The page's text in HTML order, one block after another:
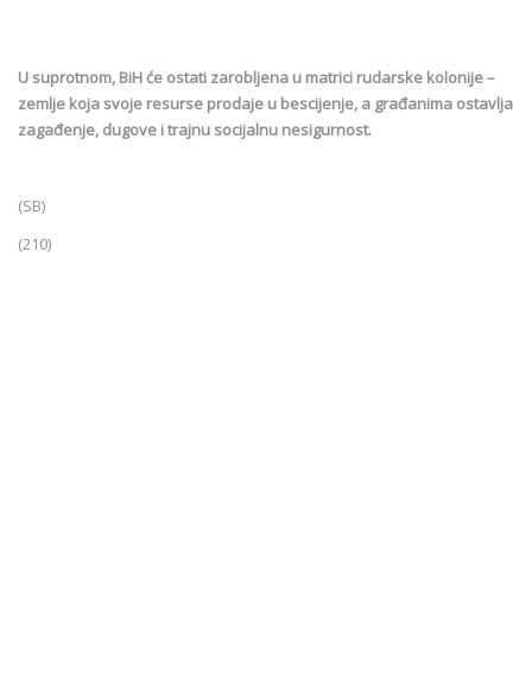
U suprotnom, BiH će ostati zarobljena u matrici rudarske kolonije –
zemlje koja svoje resurse prodaje u bescijenje, a građanima ostavlja
zagađenje, dugove i trajnu socijalnu nesigurnost.
(SB)
(210)